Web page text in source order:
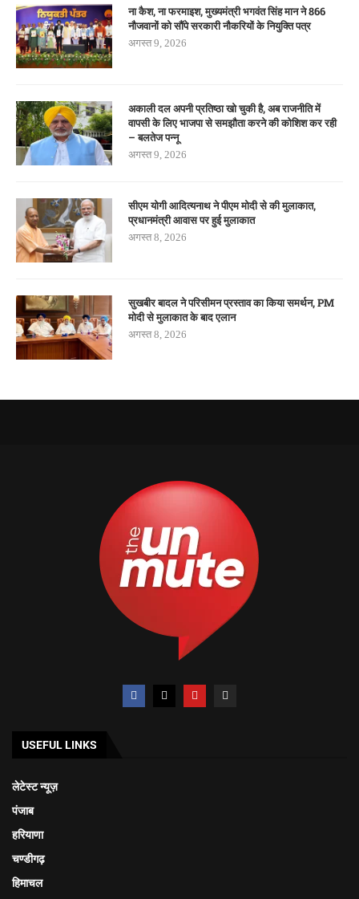
ना कैश, ना फरमाइश, मुख्यमंत्री भगवंत सिंह मान ने 866
नौजवानों को सौंपे सरकारी नौकरियों के नियुक्ति पत्र
अगस्त 9, 2026
अकाली दल अपनी प्रतिष्ठा खो चुकी है, अब राजनीति में
वापसी के लिए भाजपा से समझौता करने की कोशिश कर रही
– बलतेज पन्नू
अगस्त 9, 2026
सीएम योगी आदित्यनाथ ने पीएम मोदी से की मुलाकात,
प्रधानमंत्री आवास पर हुई मुलाकात
अगस्त 8, 2026
सुखबीर बादल ने परिसीमन प्रस्ताव का किया समर्थन, PM
मोदी से मुलाकात के बाद एलान
अगस्त 8, 2026
USEFUL LINKS
लेटेस्ट न्यूज़
पंजाब
हरियाणा
चण्डीगढ़
हिमाचल